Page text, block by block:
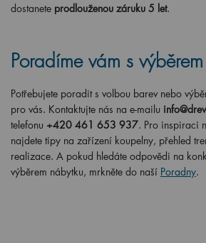
dostanete prodlouženou záruku 5 let.
Poradíme vám s výběrem
Potřebujete poradit s volbou barev nebo
pro vás. Kontaktujte nás na e-mailu
telefonu +420 461 653 937. Pro inspiraci
najdete tipy na zařízení koupelny, přehled
realizace. A pokud hledáte odpovědi na
výběrem nábytku, mrkněte do naší Poradny.